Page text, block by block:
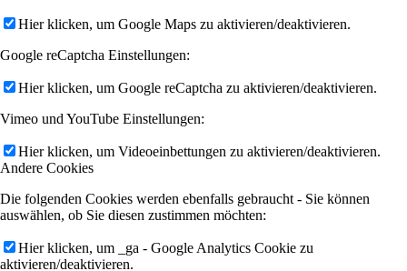
Hier klicken, um Google Maps zu aktivieren/deaktivieren.
Google reCaptcha Einstellungen:
Hier klicken, um Google reCaptcha zu aktivieren/deaktivieren.
Vimeo und YouTube Einstellungen:
Hier klicken, um Videoeinbettungen zu aktivieren/deaktivieren.
Andere Cookies
Die folgenden Cookies werden ebenfalls gebraucht - Sie können
auswählen, ob Sie diesen zustimmen möchten:
Hier klicken, um _ga - Google Analytics Cookie zu
aktivieren/deaktivieren.